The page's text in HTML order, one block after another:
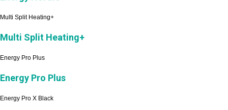
Multi Split Heating+
Multi Split Heating+
Energy Pro Plus
Energy Pro Plus
Energy Pro X Black